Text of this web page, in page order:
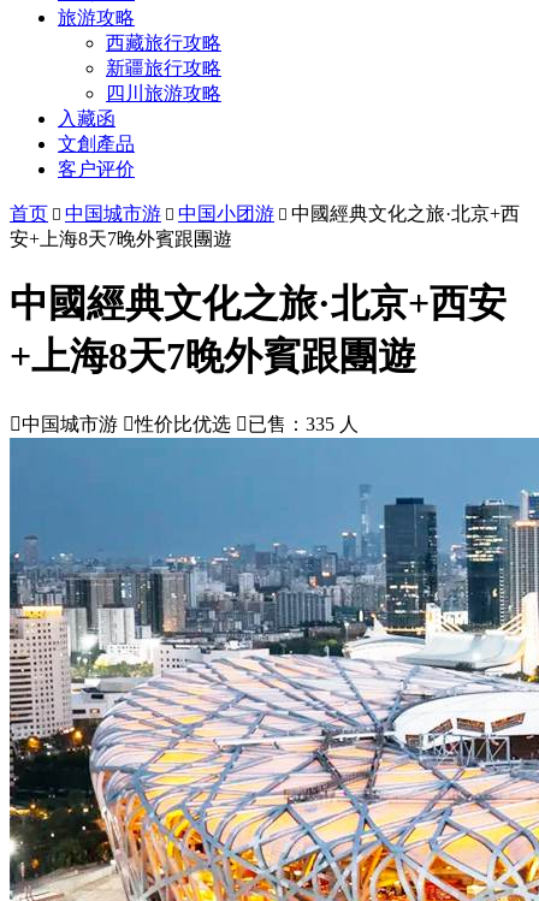
旅游攻略
西藏旅行攻略
新疆旅行攻略
四川旅游攻略
入藏函
文創產品
客户评价
首页  中国城市游  中国小团游  中國經典文化之旅·北京+西
安+上海8天7晚外賓跟團遊
中國經典文化之旅·北京+西安
+上海8天7晚外賓跟團遊
中国城市游 性价比优选 已售：335 人